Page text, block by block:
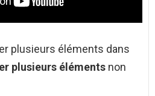
plusieurs éléments dans
plusieurs éléments non